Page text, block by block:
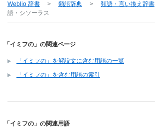
Weblio 辞書 > 類語辞典 > 類語・言い換え辞書
語・シソーラス
「イミフの」の関連ページ
「イミフの」を解説文に含む用語の一覧
「イミフの」を含む用語の索引
「イミフの」の関連用語